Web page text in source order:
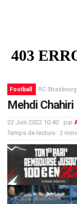
Football RC Strasbourg
Mehdi
22 Juin 2022 10:40 par
Temps de lecture : 2